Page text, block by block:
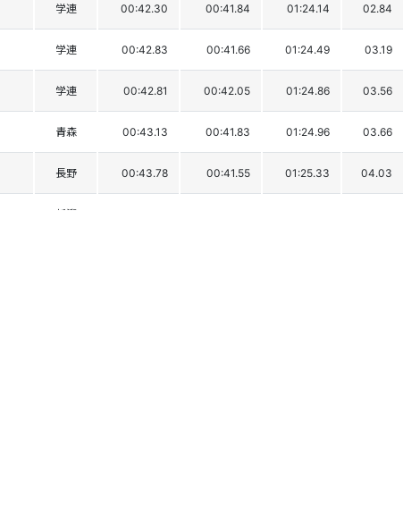
学連 00:42.30 00:41.84 01:24.14 02.84
学連 00:42.83 00:41.66 01:24.49 03.19
学連 00:42.81 00:42.05 01:24.86 03.56
青森 00:43.13 00:41.83 01:24.96 03.66
長野 00:43.78 00:41.55 01:25.33 04.03
新潟